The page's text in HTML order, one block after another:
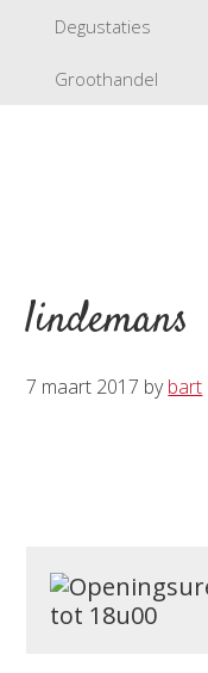
Degustaties
Groothandel
lindemans
7 maart 2017 bybart
tot 18u00